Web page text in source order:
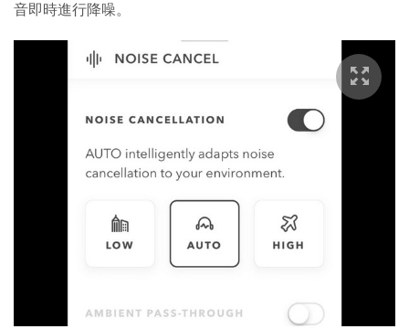
音即時進行降噪。